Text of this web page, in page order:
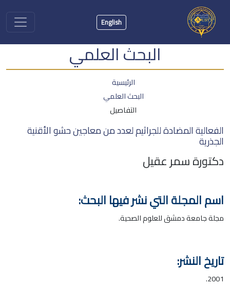
English
البحث العلمي
الرئيسية
البحث العلمي
التفاصيل
الفعالية المضادة للجراثيم لعدد من معاجين حشو الأقنية
الجذرية
دكتورة سمر عقيل
اسم المجلة التي نشر فيها البحث:
مجلة جامعة دمشق للعلوم الصحية.
تاريخ النشر:
2001.